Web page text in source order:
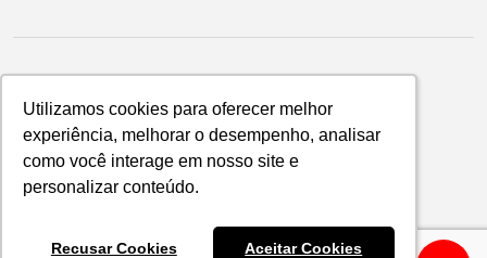
Utilizamos cookies para oferecer melhor
experiência, melhorar o desempenho, analisar
como você interage em nosso site e
personalizar conteúdo.
Recusar Cookies Aceitar Cookies
Utilizamos cookies para oferecer melhor
experiência, melhorar o desempenho, analisar
como você interage em nosso site e
personalizar conteúdo.
Recusar Cookies Aceitar Cookies
Política de Privacidade
WETZEL S/A © 2026